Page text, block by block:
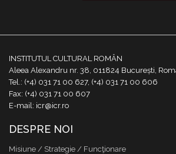
INSTITUTUL CULTURAL ROMÂN
Aleea Alexandru nr. 38, 011824 București,
Tel.: (+4) 031 71 00 627, (+4) 031 71 00 606
Fax: (+4) 031 71 00 607
E-mail: icr@icr.ro
DESPRE NOI
Misiune / Strategie / Funcţionare